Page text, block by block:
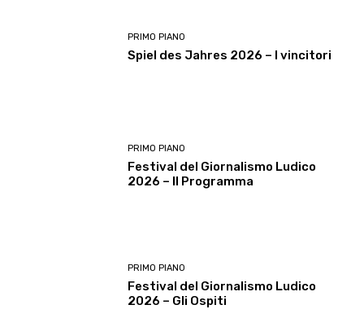
PRIMO PIANO
Spiel des Jahres 2026 – I vincitori
PRIMO PIANO
Festival del Giornalismo Ludico
2026 – Il Programma
PRIMO PIANO
Festival del Giornalismo Ludico
2026 – Gli Ospiti